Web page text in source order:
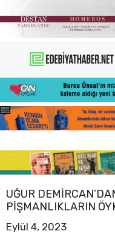
atla
UĞUR
PIŞMANLIKLARIN
Eylül 4, 2023